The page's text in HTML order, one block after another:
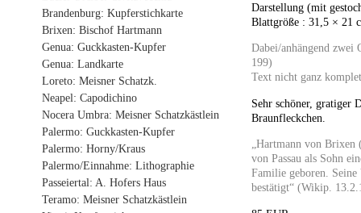
Brandenburg: Kupferstichkarte
Brixen: Bischof Hartmann
Genua: Guckkasten-Kupfer
Genua: Landkarte
Loreto: Meisner Schatzk.
Neapel: Capodichino
Nocera Umbra: Meisner Schatzkästlein
Palermo: Guckkasten-Kupfer
Palermo: Horny/Kraus
Palermo/Einnahme: Lithographie
Passeiertal: A. Hofers Haus
Teramo: Meisner Schatzkästlein
Darstellung (mit
Blattgröße : 31,5 × 21
Dabei/anhängend
199)
Text nicht ganz
Sehr schöner, gratiger
Braunfleckchen.
„Hartmann von Brixen
von Passau als Sohn
Familie geboren.
bestätigt“ (Wikip.